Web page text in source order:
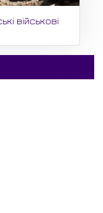
військові